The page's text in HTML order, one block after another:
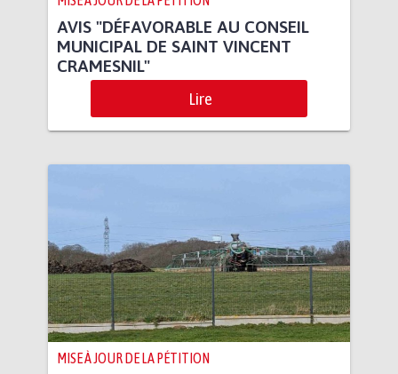
AVIS "DÉFAVORABLE AU CONSEIL
MUNICIPAL DE SAINT VINCENT
CRAMESNIL"
Lire
MISE À JOUR DE LA PÉTITION